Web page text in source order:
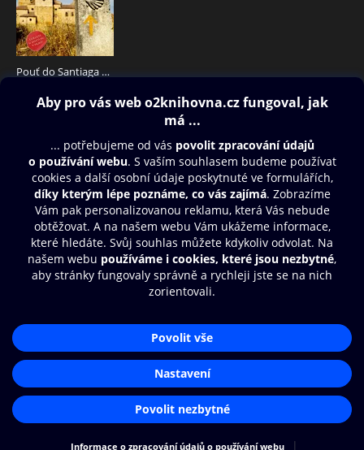
Pouť do Santiaga de Compostela
129 Kč
Obsah ke stažení
Moje O2 Knihovna
Další zábava
© O2 Czech Republic a.s.
Přístupnost
Zásady zpracování osobních údajů
Nastavení cookies
Aplikace O2 Knihovna
Čti a poslouchej své e-knihy a
audioknihy rychleji a pohodlněji.